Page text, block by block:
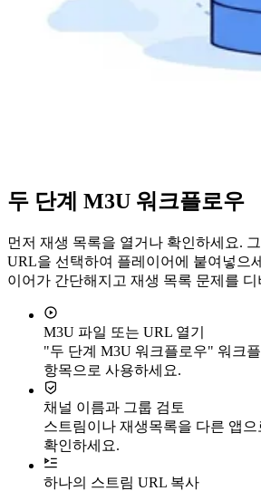
두 단계 M3U 워크플로우
먼저 재생 목록을 열거나 확인하세요.
URL을 선택하여 플레이어에 붙여넣으
이어가 간단해지고 재생 목록 문제를
M3U 파일 또는 URL 열기
"두 단계 M3U 워크플로우" 워크
항목으로 사용하세요.
채널 이름과 그룹 검토
스트림이나 재생목록을 다른 앱
확인하세요.
하나의 스트림 URL 복사